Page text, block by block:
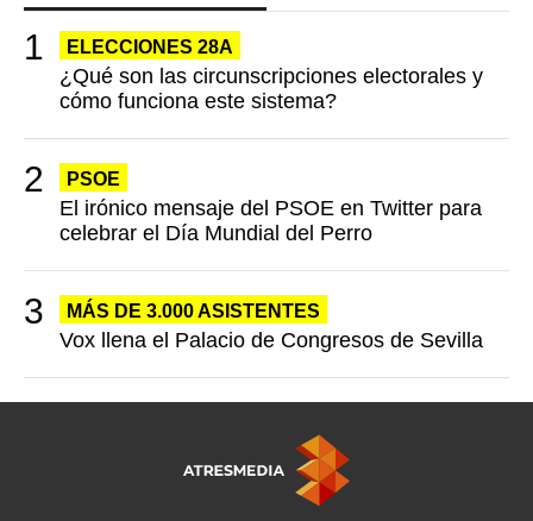
ELECCIONES 28A
¿Qué son las circunscripciones electorales y
cómo funciona este sistema?
PSOE
El irónico mensaje del PSOE en Twitter para
celebrar el Día Mundial del Perro
MÁS DE 3.000 ASISTENTES
Vox llena el Palacio de Congresos de Sevilla